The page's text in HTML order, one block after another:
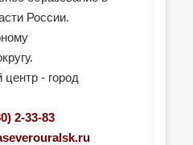
России.
- город
2-33-83